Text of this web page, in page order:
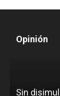
Opinión
Sin